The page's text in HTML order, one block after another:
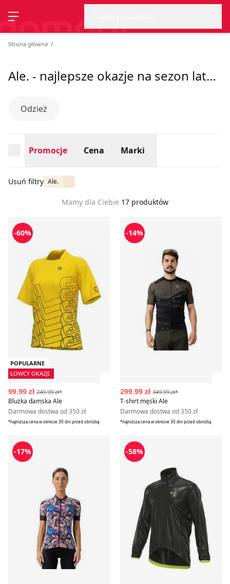
Przełącz menu
Strona główna
Ale. - najlepsze okazje na sezon lato 2026
Odzież
Promocje Cena Marki
Usuń filtry Ale.
Mamy dla Ciebie 17 produktów
Bluzka damska Ale
POPULARNE
ŁOWCY OKAZJI
-60%
99.99 zł 249.99 zł*
Bluzka damska Ale
Darmowa dostwa od 350 zł
*najniższa cena w okresie 30 dni przed obniżką
T-shirt męski Ale
-14%
299.99 zł 349.99 zł*
T-shirt męski Ale
Darmowa dostwa od 350 zł
*najniższa cena w okresie 30 dni przed obniżką
Bluzka damska Ale
-17%
Kurtka męska na wiosnę Ale
-58%